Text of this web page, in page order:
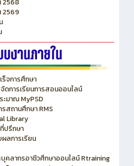
2567
2568
ร็จการศึกษา
ดการเรียนการสอนออนไลน์
มาณ MyPSD
สถานศึกษา RMS
Library
ปรึกษา
ลการเรียน